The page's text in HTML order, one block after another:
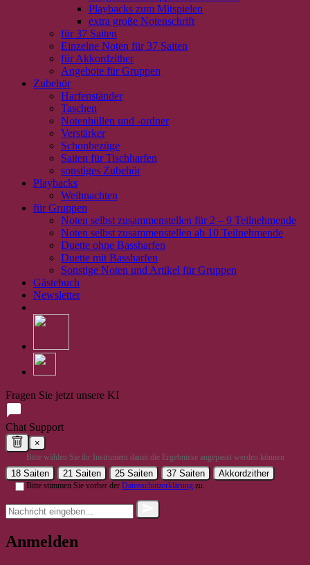
Playbacks zum Mitspielen
extra große Notenschrift
für 37 Saiten
Einzelne Noten für 37 Saiten
für Akkordzither
Angebote für Gruppen
Zubehör
Harfenständer
Taschen
Notenhüllen und -ordner
Verstärker
Schonbezüge
Saiten für Tischharfen
sonstiges Zubehör
Playbacks
Weihnachten
für Gruppen
Noten selbst zusammenstellen für 2 – 9 Teilnehmende
Noten selbst zusammenstellen ab 10 Teilnehmende
Duette ohne Bassharfen
Duette mit Bassharfen
Sonstige Noten und Artikel für Gruppen
Gästebuch
Newsletter
Fragen Sie jetzt unsere KI
Chat Support
×
Bitte wählen Sie ihr Instrument damit die Ergebnisse angepasst werden können
18 Saiten 21 Saiten 25 Saiten 37 Saiten Akkordzither
Bitte stimmen Sie vorher der Datenschutzerklärung zu.
Anmelden